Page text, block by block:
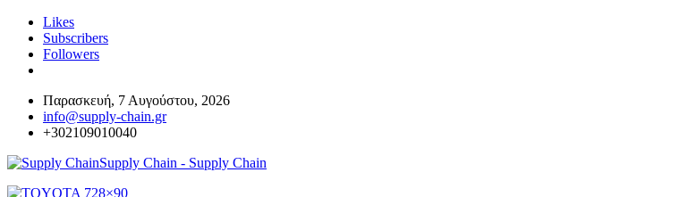
Likes
Subscribers
Followers
Παρασκευή, 7 Αυγούστου, 2026
info@supply-chain.gr
+302109010040
Supply Chain - Supply Chain